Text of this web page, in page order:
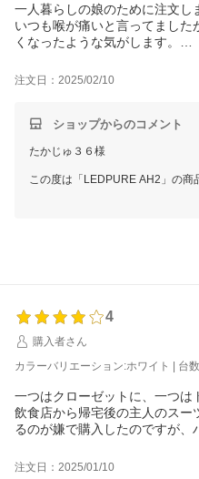
一人暮らしの娘のために注文し
いつも喉が痛いと言ってまし
くなったような気がします。
部屋が狭いですがコンパクトで
注文日：2025/02/10
ショップからのコメント
たかじゅ３６様
この度は「LEDPURE AH2」の商
ぜひこれから末永くご愛用いた
スタッフ一同またのご利用をお
4
購入者さん
カラーバリエーション:ホワイト | 台
一つはクローゼットに、一つは
飲食店から帰宅後の主人のスー
るのが嫌で購入したのですが、
注文日：2025/01/10